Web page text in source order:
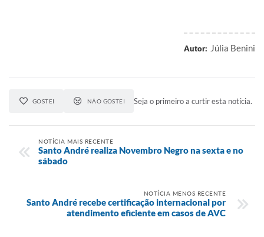
Autor: Júlia Benini
GOSTEI NÃO GOSTEI Seja o primeiro a curtir esta notícia.
NOTÍCIA MAIS RECENTE
Santo André realiza Novembro Negro na sexta e no
sábado
NOTÍCIA MENOS RECENTE
Santo André recebe certificação internacional por
atendimento eficiente em casos de AVC